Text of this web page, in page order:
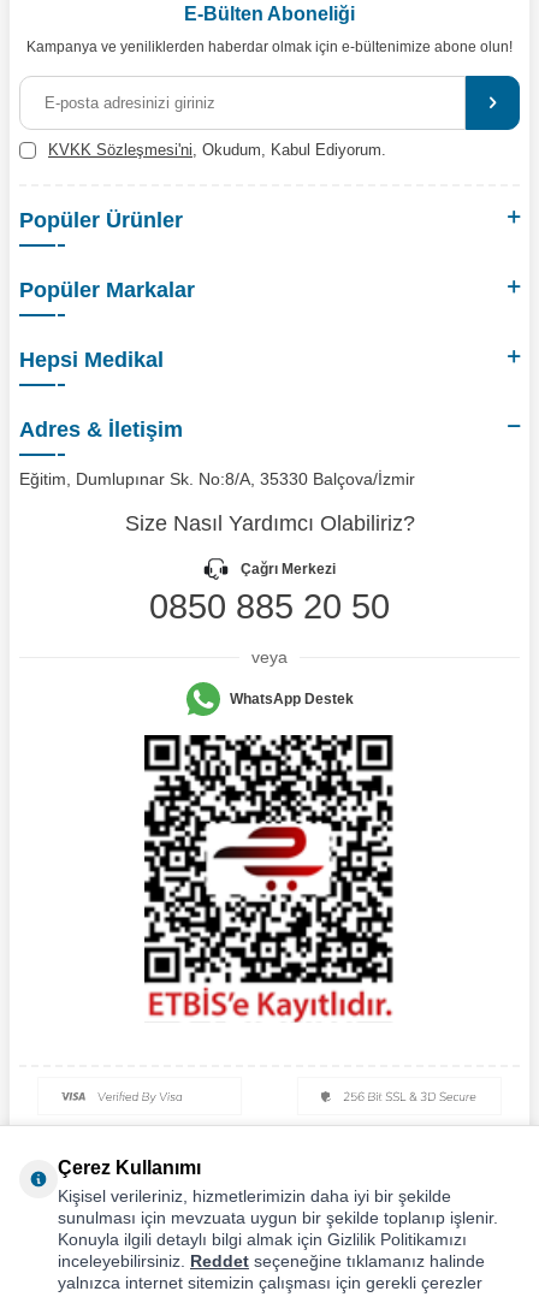
E-Bülten Aboneliği
Kampanya ve yeniliklerden haberdar olmak için e-bültenimize abone olun!
KVKK Sözleşmesi'ni , Okudum, Kabul Ediyorum.
Popüler Ürünler
Popüler Markalar
Hepsi Medikal
Adres & İletişim
Eğitim, Dumlupınar Sk. No:8/A, 35330 Balçova/İzmir
Size Nasıl Yardımcı Olabiliriz?
Çağrı Merkezi
0850 885 20 50
veya
WhatsApp Destek
Çerez Kullanımı
Kişisel verileriniz, hizmetlerimizin daha iyi bir şekilde
sunulması için mevzuata uygun bir şekilde toplanıp işlenir.
Konuyla ilgili detaylı bilgi almak için Gizlilik Politikamızı
inceleyebilirsiniz. Reddet seçeneğine tıklamanız halinde
yalnızca internet sitemizin çalışması için gerekli çerezler